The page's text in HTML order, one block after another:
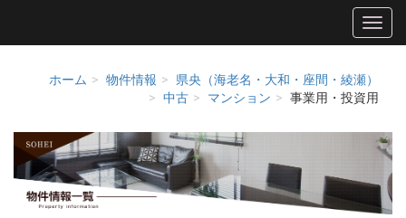
ホーム 物件情報
県央（海老名・大和・座間・綾瀬）
中古
マンション 事業用・投資用